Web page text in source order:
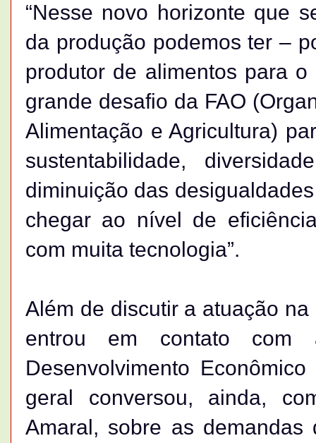
“Nesse novo horizonte que
da produção podemos ter –
produtor de alimentos para
grande desafio da FAO
Alimentação e Agricultura)
sustentabilidade,
diminuição das
chegar ao nível de
com muita tecnologia”.
Além de discutir a atuação
entrou em contato com
Desenvolvimento
geral conversou, ainda,
Amaral, sobre as demandas